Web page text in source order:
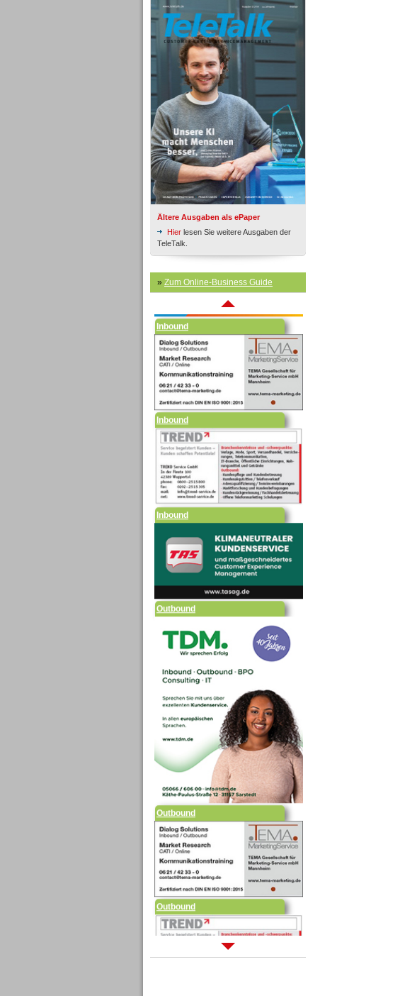
Ältere Ausgaben als ePaper
Hier lesen Sie weitere Ausgaben der
TeleTalk.
» Zum Online-Business Guide
Inbound
Inbound
Inbound
Inbound
Outbound
Outbound
Outbound